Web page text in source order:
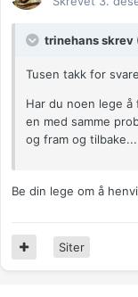
trinehans skrev
Tusen takk for
Har du noen lege
en med samme
og fram og
Be din lege om å
Siter